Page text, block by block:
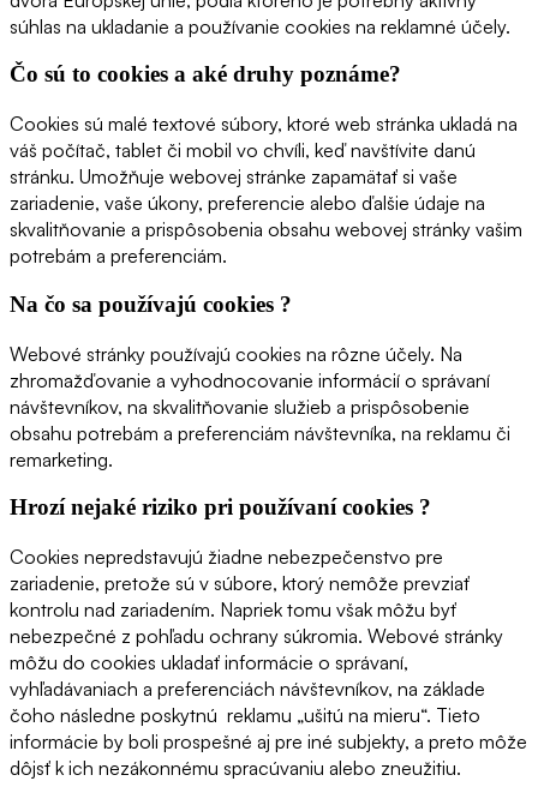
súhlas na ukladanie a používanie cookies na reklamné účely.
Čo sú to cookies a aké druhy poznáme?
Cookies sú malé textové súbory, ktoré web stránka ukladá na
váš počítač, tablet či mobil vo chvíli, keď navštívite danú
stránku. Umožňuje webovej stránke zapamätať si vaše
zariadenie, vaše úkony, preferencie alebo ďalšie údaje na
skvalitňovanie a prispôsobenia obsahu webovej stránky vašim
potrebám a preferenciám.
Na čo sa používajú cookies ?
Webové stránky používajú cookies na rôzne účely. Na
zhromažďovanie a vyhodnocovanie informácií o správaní
návštevníkov, na skvalitňovanie služieb a prispôsobenie
obsahu potrebám a preferenciám návštevníka, na reklamu či
remarketing.
Hrozí nejaké riziko pri používaní cookies ?
Cookies nepredstavujú žiadne nebezpečenstvo pre
zariadenie, pretože sú v súbore, ktorý nemôže prevziať
kontrolu nad zariadením. Napriek tomu však môžu byť
nebezpečné z pohľadu ochrany súkromia. Webové stránky
môžu do cookies ukladať informácie o správaní,
vyhľadávaniach a preferenciách návštevníkov, na základe
čoho následne poskytnú reklamu „ušitú na mieru“. Tieto
informácie by boli prospešné aj pre iné subjekty, a preto môže
dôjsť k ich nezákonnému spracúvaniu alebo zneužitiu.